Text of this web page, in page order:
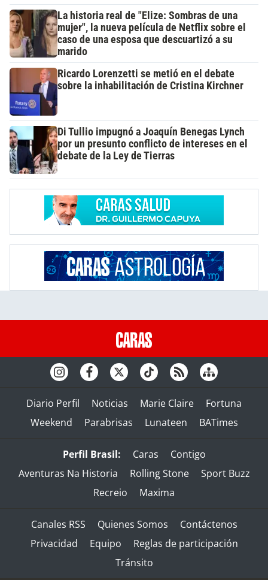
La historia real de "Elize: Sombras de una
mujer", la nueva película de Netflix sobre el
caso de una esposa que descuartizó a su
marido
Ricardo Lorenzetti se metió en el debate
sobre la inhabilitación de Cristina Kirchner
Di Tullio impugnó a Joaquín Benegas Lynch
por un presunto conflicto de intereses en el
debate de la Ley de Tierras
Diario Perfil Noticias Marie Claire
Fortuna
Weekend
Parabrisas Lunateen BATimes
Perfil Brasil: Caras
Contigo
Aventuras Na Historia
Rolling Stone
Sport Buzz
Recreio
Maxima
Canales RSS Quienes Somos
Contáctenos
Privacidad
Equipo
Reglas de participación
Tránsito